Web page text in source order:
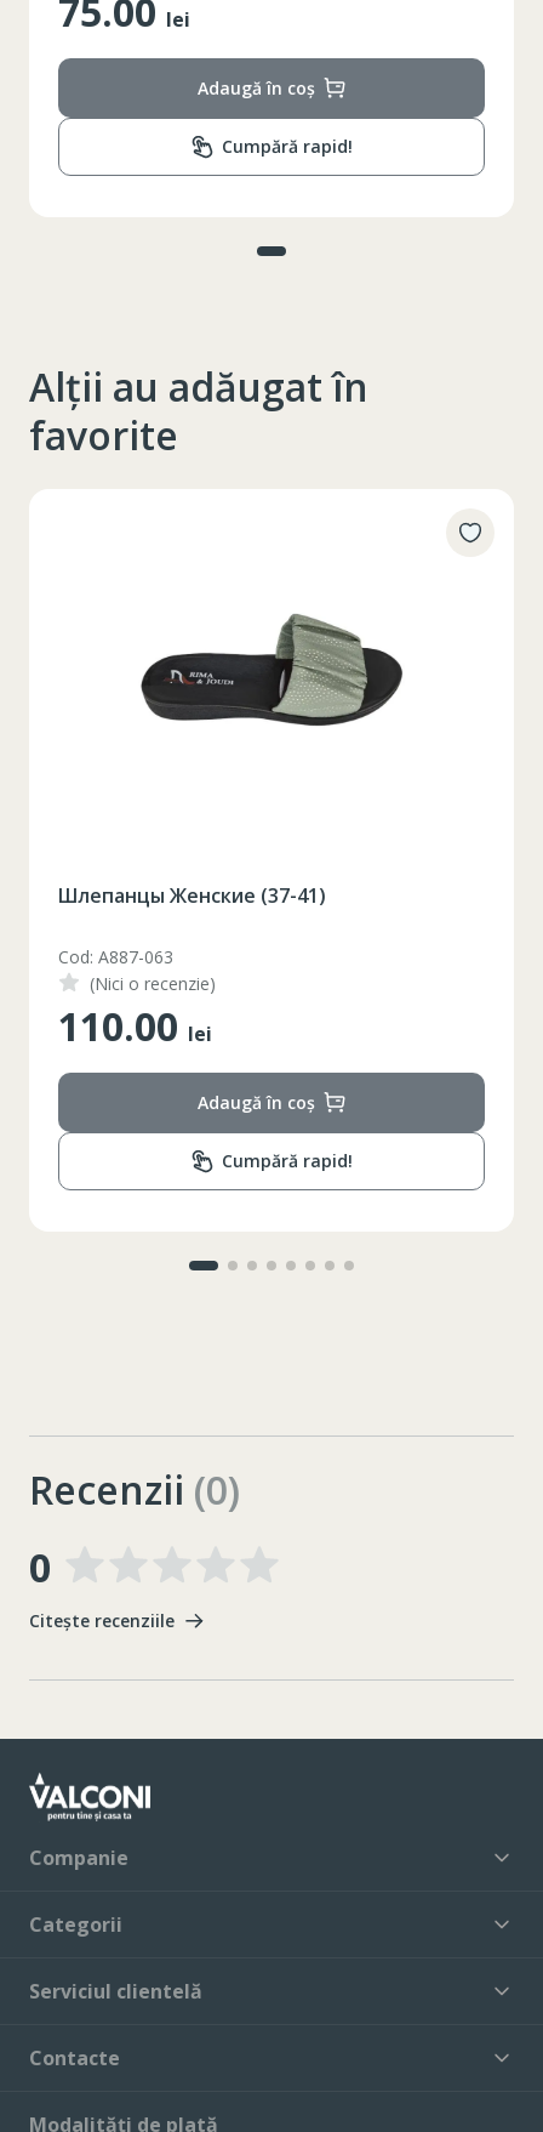
75.00 lei
Adaugă în coș
Cumpără rapid!
Alții au adăugat în
favorite
Шлепанцы Женские (37-41)
Cod: A887-063
(Nici o recenzie)
110.00 lei
Adaugă în coș
Cumpără rapid!
Recenzii (0)
0
Citește recenziile
Companie
Categorii
Serviciul clientelă
Contacte
Modalități de plată